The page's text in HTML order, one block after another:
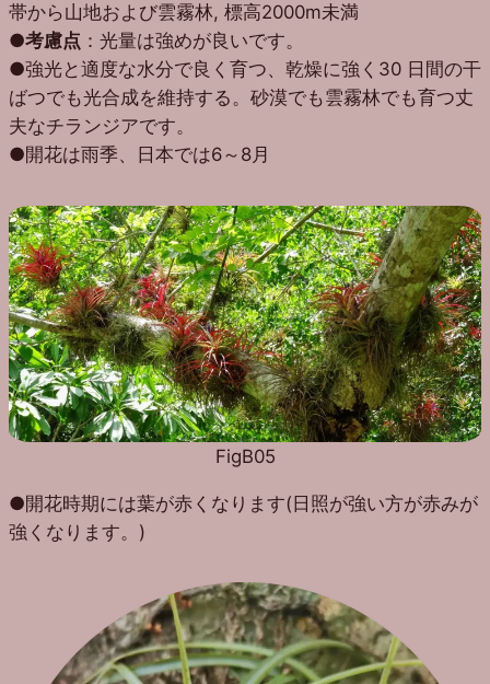
帯から山地および雲霧林, 標高2000m未満
●考慮点 ：光量は強めが良いです。
●強光と適度な水分で良く育つ、乾燥に強く30 日間の干
ばつでも光合成を維持する。砂漠でも雲霧林でも育つ丈
夫なチランジアです。
●開花は雨季、日本では6～8月
FigB05
●開花時期には葉が赤くなります(日照が強い方が赤みが
強くなります。)